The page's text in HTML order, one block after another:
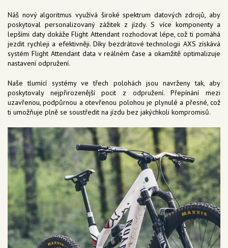
Náš nový algoritmus využívá široké spektrum datových zdrojů, aby
poskytoval personalizovaný zážitek z jízdy. S více komponenty a
lepšími daty dokáže Flight Attendant rozhodovat lépe, což ti pomáhá
jezdit rychleji a efektivněji. Díky bezdrátové technologii AXS získává
systém Flight Attendant data v reálném čase a okamžitě optimalizuje
nastavení odpružení.
Naše tlumící systémy ve třech polohách jsou navrženy tak, aby
poskytovaly nejpřirozenější pocit z odpružení. Přepínání mezi
uzavřenou, podpůrnou a otevřenou polohou je plynulé a přesné, což
ti umožňuje plně se soustředit na jízdu bez jakýchkoli kompromisů.